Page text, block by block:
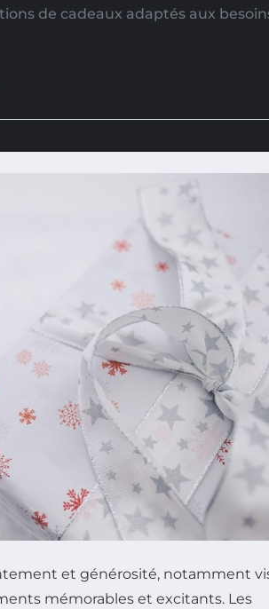
de cadeaux adaptés aux
et générosité, notamment
mémorables et excitants. Les